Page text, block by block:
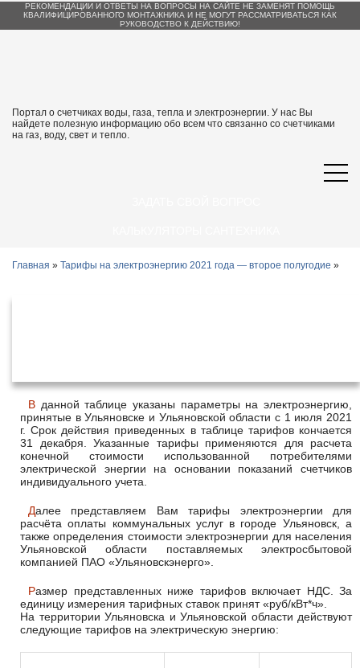
РЕКОМЕНДАЦИИ И ОТВЕТЫ НА ВОПРОСЫ НА САЙТЕ НЕ ЗАМЕНЯТ ПОМОЩЬ
КВАЛИФИЦИРОВАННОГО МОНТАЖНИКА И НЕ МОГУТ РАССМАТРИВАТЬСЯ КАК
РУКОВОДСТВО К ДЕЙСТВИЮ!
Портал о счетчиках воды, газа, тепла и электроэнергии. У нас Вы
найдете полезную информацию обо всем что связанно со счетчиками
на газ, воду, свет и тепло.
Главная » Тарифы на электроэнергию 2021 года — второе полугодие »
В данной таблице указаны параметры на электроэнергию,
принятые в Ульяновске и Ульяновской области с 1 июля 2021
г. Срок действия приведенных в таблице тарифов кончается
31 декабря. Указанные тарифы применяются для расчета
конечной стоимости использованной потребителями
электрической энергии на основании показаний счетчиков
индивидуального учета.
Далее представляем Вам тарифы электроэнергии для
расчёта оплаты коммунальных услуг в городе Ульяновск, а
также определения стоимости электроэнергии для населения
Ульяновской области поставляемых электросбытовой
компанией ПАО «Ульяновскэнерго».
Размер представленных ниже тарифов включает НДС. За
единицу измерения тарифных ставок принят «руб/кВт*ч».
На территории Ульяновска и Ульяновской области действуют
следующие тарифов на электрическую энергию: